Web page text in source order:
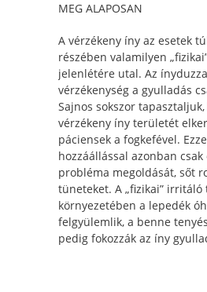
MEG ALAPOSAN
A vérzékeny íny az esetek
részében valamilyen
jelenlétére utal. Az
vérzékenység a gyulladás
Sajnos sokszor tapasztaljuk,
vérzékeny íny területét
páciensek a fogkefével.
hozzáállással azonban csak
probléma megoldását, sőt
tüneteket. A „fizikai” irritáló
környezetében a lepedék
felgyülemlik, a benne
pedig fokozzák az íny